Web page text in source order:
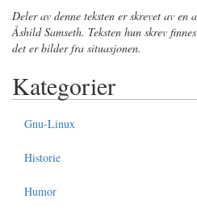
Deler av denne teksten er skrevet av en
Åshild Samseth. Teksten hun skrev
det er bilder fra situasjonen.
Kategorier
Gnu-Linux
Historie
Humor